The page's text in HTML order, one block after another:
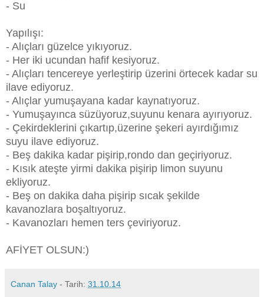
- Su
Yapılışı:
- Alıçları güzelce yıkıyoruz.
- Her iki ucundan hafif kesiyoruz.
- Alıçları tencereye yerleştirip üzerini örtecek kadar su
ilave ediyoruz.
- Alıçlar yumuşayana kadar kaynatıyoruz.
- Yumuşayınca süzüyoruz,suyunu kenara ayırıyoruz.
- Çekirdeklerini çıkartıp,üzerine şekeri ayırdığımız
suyu ilave ediyoruz.
- Beş dakika kadar pişirip,rondo dan geçiriyoruz.
- Kısık ateşte yirmi dakika pişirip limon suyunu
ekliyoruz.
- Beş on dakika daha pişirip sıcak şekilde
kavanozlara boşaltıyoruz.
- Kavanozları hemen ters çeviriyoruz.
AFİYET OLSUN:)
Canan Talay - Tarih: 31.10.14